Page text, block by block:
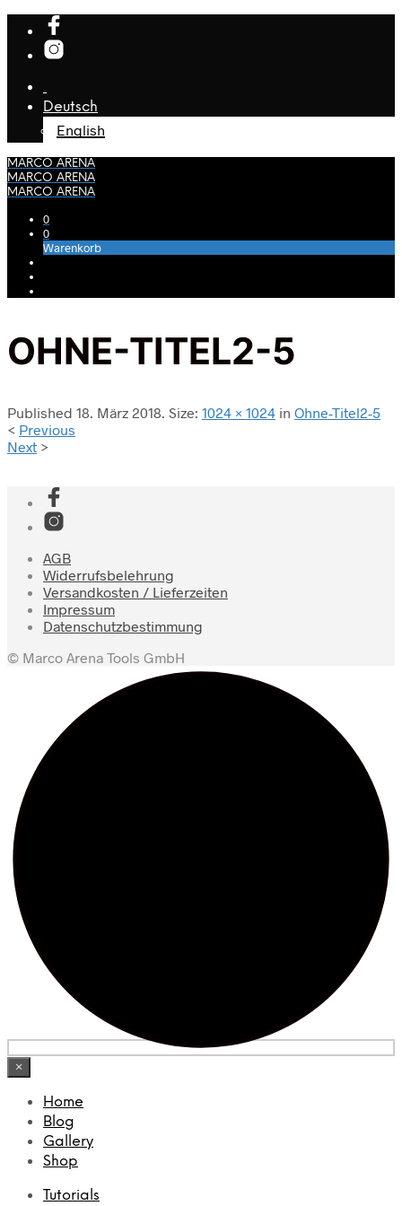
Deutsch
English
MARCO ARENA
MARCO ARENA
MARCO ARENA
0
0
Warenkorb
OHNE-TITEL2-5
Published 18. März 2018. Size: 1024 × 1024 in Ohne-Titel2-5
< Previous
Next >
AGB
Widerrufsbelehrung
Versandkosten / Lieferzeiten
Impressum
Datenschutzbestimmung
© Marco Arena Tools GmbH
×
Home
Blog
Gallery
Shop
Tutorials